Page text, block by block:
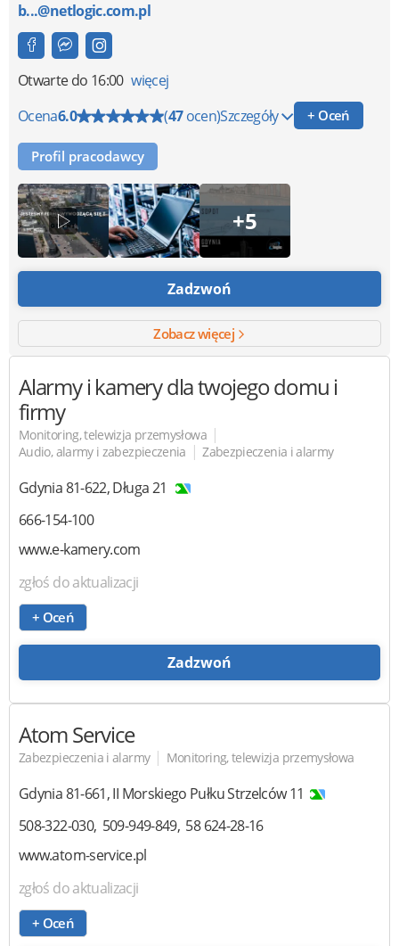
b...@netlogic.com.pl
Otwartedo 16:00 więcej
Ocena6.0 (47ocen)Szczegóły + Oceń
Profil pracodawcy
+5
Zadzwoń
Zobacz więcej
Alarmy i kamery dla twojego domu i
firmy
Monitoring, telewizja przemysłowa |
Audio, alarmy i zabezpieczenia | Zabezpieczenia i alarmy
Gdynia81-622,Długa 21
666-154-100
www.e-kamery.com
zgłoś do aktualizacji
+ Oceń
Zadzwoń
Atom Service
Zabezpieczenia i alarmy | Monitoring, telewizja przemysłowa
Gdynia81-661,II Morskiego Pułku Strzelców 11
508-322-030 509-949-849 58 624-28-16
www.atom-service.pl
zgłoś do aktualizacji
+ Oceń